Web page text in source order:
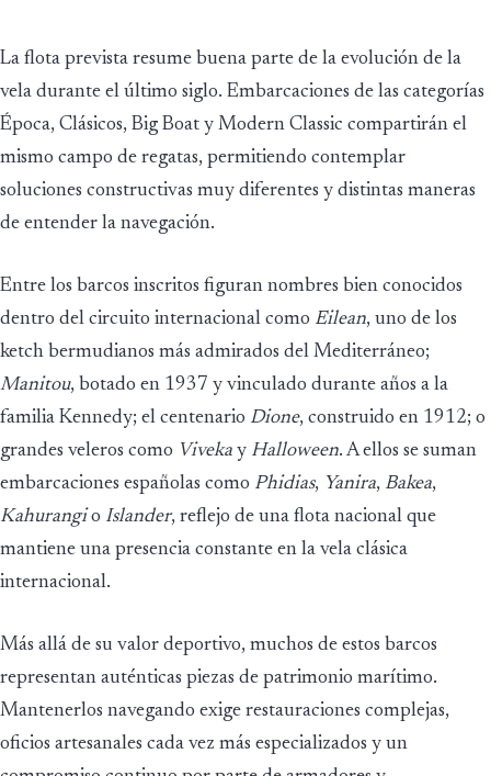
La flota prevista resume buena parte de la evolución de la
vela durante el último siglo. Embarcaciones de las categorías
Época, Clásicos, Big Boat y Modern Classic compartirán el
mismo campo de regatas, permitiendo contemplar
soluciones constructivas muy diferentes y distintas maneras
de entender la navegación.
Entre los barcos inscritos figuran nombres bien conocidos
dentro del circuito internacional como Eilean, uno de los
ketch bermudianos más admirados del Mediterráneo;
Manitou, botado en 1937 y vinculado durante años a la
familia Kennedy; el centenario Dione, construido en 1912; o
grandes veleros como Viveka y Halloween. A ellos se suman
embarcaciones españolas como Phidias, Yanira, Bakea,
Kahurangio Islander, reflejo de una flota nacional que
mantiene una presencia constante en la vela clásica
internacional.
Más allá de su valor deportivo, muchos de estos barcos
representan auténticas piezas de patrimonio marítimo.
Mantenerlos navegando exige restauraciones complejas,
oficios artesanales cada vez más especializados y un